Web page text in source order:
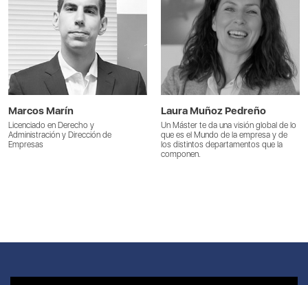
Marcos Marín
Licenciado en Derecho y
Administración y Dirección de
Empresas
Laura Muñoz Pedreño
Un Máster te da una visión global de lo
que es el Mundo de la empresa y de
los distintos departamentos que la
componen.